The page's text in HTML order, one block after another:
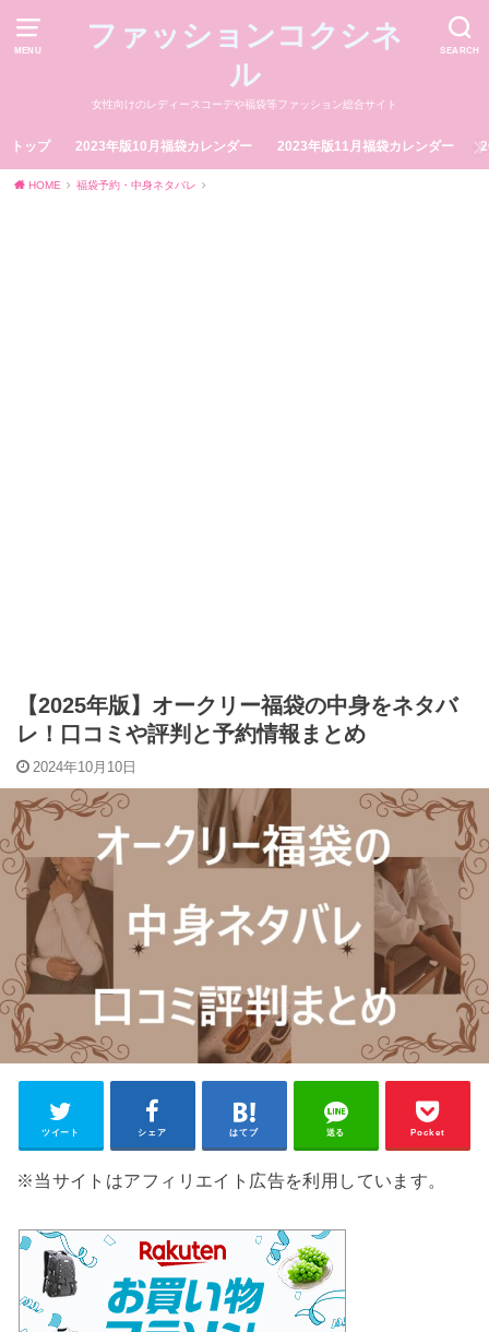
MENU SEARCH
ファッションコクシネ
ル
女性向けのレディースコーデや福袋等ファッション総合サイト
トップ 2023年版10月福袋カレンダー 2023年版11月福袋カレンダー
HOME 福袋予約・中身ネタバレ
【2025年版】オークリー福袋の中身をネタバ
レ！口コミや評判と予約情報まとめ
2024年10月10日
ツイート シェア はてブ 送る Pocket
※当サイトはアフィリエイト広告を利用しています。